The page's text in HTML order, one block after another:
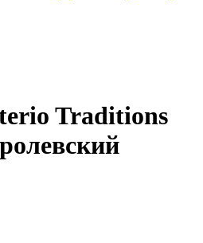
Traditions